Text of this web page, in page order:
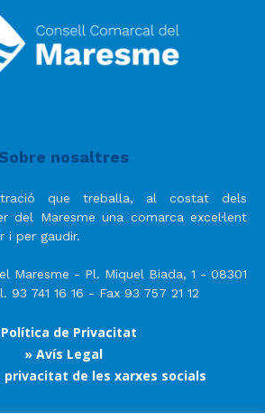
Sobre nosaltres
que treballa, al costat dels
del Maresme una comarca excel·lent
i per gaudir.
Maresme - Pl. Miquel Biada, 1 - 08301
93 741 16 16 - Fax 93 757 21 12
de Privacitat
» Avís Legal
privacitat de les xarxes socials